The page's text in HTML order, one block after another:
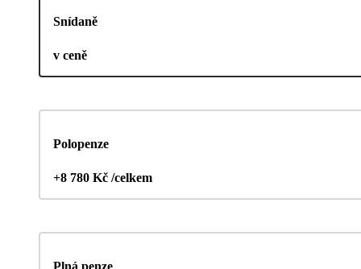
Snídaně
v ceně
Polopenze
+8 780 Kč /celkem
Plná penze